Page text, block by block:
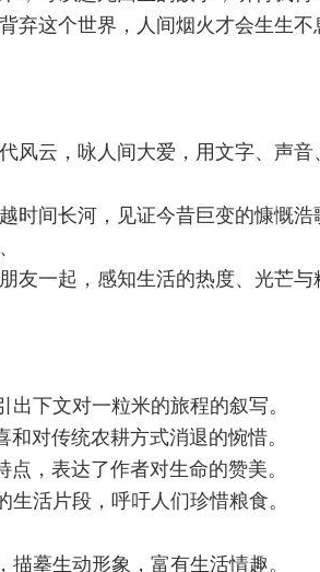
弃这个世界，人间烟火才会生生不
风云，咏人间大爱，用文字、声
间长河，见证今昔巨变的慷慨
友一起，感知生活的热度、光芒
下文对一粒米的旅程的叙写。
对传统农耕方式消退的惋惜。
，表达了作者对生命的赞美。
活片段，呼吁人们珍惜粮食。
摹生动形象，富有生活情趣。